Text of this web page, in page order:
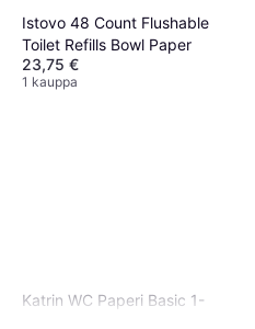
Istovo 48 Count Flushable
Toilet Refills Bowl Paper
23,75 €
1 kauppa
Katrin WC Paperi Basic 1-